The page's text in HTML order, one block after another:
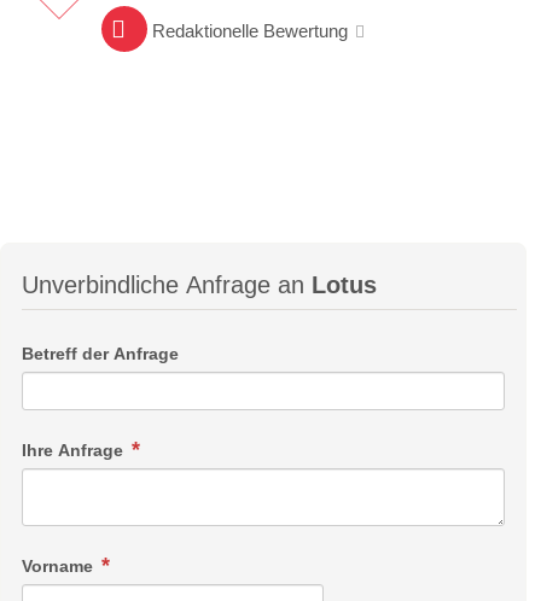
Redaktionelle Bewertung
Unverbindliche Anfrage an Lotus
Betreff der Anfrage
Ihre Anfrage
Vorname